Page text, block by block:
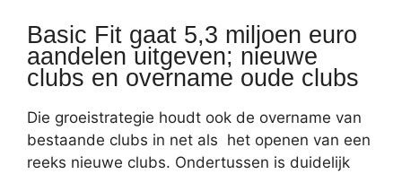
Basic Fit gaat 5,3 miljoen euro
aandelen uitgeven; nieuwe
clubs en overname oude clubs
Die groeistrategie houdt ook de overname van
bestaande clubs in net als het openen van een
reeks nieuwe clubs. Ondertussen is duidelijk